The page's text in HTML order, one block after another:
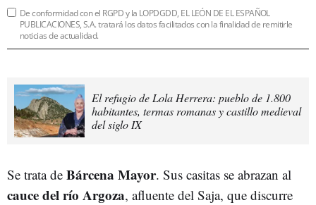
De conformidad con el RGPD y la LOPDGDD, EL LEÓN DE EL ESPAÑOL
PUBLICACIONES, S.A. tratará los datos facilitados con la finalidad de remitirle
noticias de actualidad.
El refugio de Lola Herrera: pueblo de 1.800
habitantes, termas romanas y castillo medieval
del siglo IX
Se trata de Bárcena Mayor. Sus casitas se abrazan al
cauce del río Argoza, afluente del Saja, que discurre